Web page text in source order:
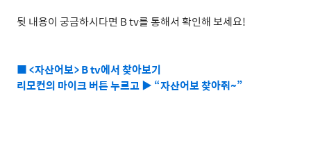
뒷 내용이 궁금하시다면 B tv를 통해서 확인해 보세요!
■ <자산어보> B tv에서 찾아보기
리모컨의 마이크 버튼 누르고 ▶ “자산어보 찾아줘~”